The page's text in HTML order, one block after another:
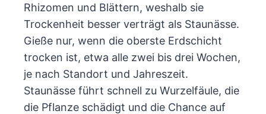
Rhizomen und Blättern, weshalb sie
Trockenheit besser verträgt als Staunässe.
Gieße nur, wenn die oberste Erdschicht
trocken ist, etwa alle zwei bis drei Wochen,
je nach Standort und Jahreszeit.
Staunässe führt schnell zu Wurzelfäule, die
die Pflanze schädigt und die Chance auf